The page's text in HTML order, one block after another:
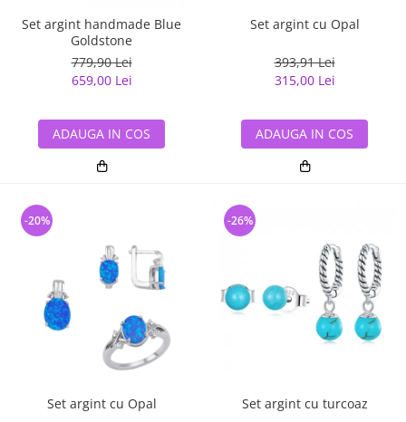
Set argint handmade Blue
Goldstone
779,90 Lei
659,00 Lei
ADAUGA IN COS
Set argint cu Opal
393,91 Lei
315,00 Lei
ADAUGA IN COS
Set argint cu Opal
-20%
Set argint cu turcoaz
-26%